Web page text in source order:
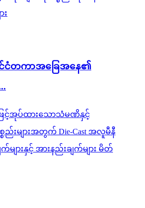
ငံတကာအခြေအနေ၏